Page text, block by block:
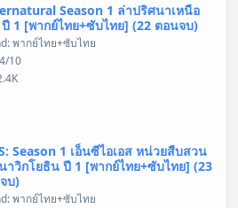
Season 1 ล่าปริศนาเหนือ
1 [พากย์ไทย+ซับไทย] (22 ตอนจบ)
พากย์ไทย+ซับไทย
10
Season 1 เอ็นซีไอเอส หน่วยสืบสวน
าวิกโยธิน ปี 1 [พากย์ไทย+ซับไทย] (23
บ)
พากย์ไทย+ซับไทย